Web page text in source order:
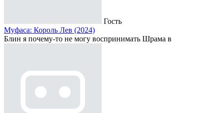
Гость
Муфаса: Король Лев (2024)
Блин я почему-то не могу воспринимать Шрама в